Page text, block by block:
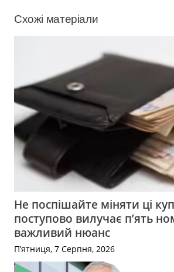
Схожі матеріали
Не поспішайте міняти ці
поступово вилучає п’ять
важливий нюанс
П’ятниця, 7 Серпня, 2026